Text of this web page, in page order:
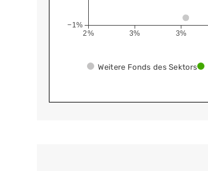
2% 3% 3%
−1%
Weitere Fonds des Sektors